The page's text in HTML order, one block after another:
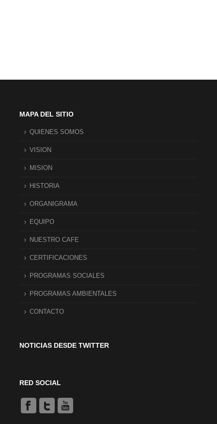
MAPA DEL SITIO
QUIENES SOMOS
VISION
MISION
HISTORIA
ORGANIGRAMA
EQUIPO
NUESTRO CAFE
CERTIFICACIONES
PROGRAMAS SOCIALES
PROGRAMAS AMBIENTALES
CONTACTO
NOTICIAS DESDE TWITTER
RED SOCIAL